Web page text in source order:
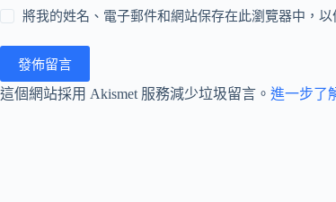
將我的姓名、電子郵件和網站保存在此瀏覽器中，以
發佈留言
這個網站採用 Akismet 服務減少垃圾留言。 進一步了